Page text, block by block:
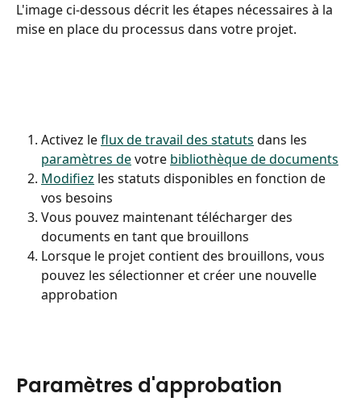
L'image ci-dessous décrit les étapes nécessaires à la
mise en place du processus dans votre projet.
Activez le flux de travail des statuts dans les
paramètres de votre bibliothèque de documents
Modifiez les statuts disponibles en fonction de
vos besoins
Vous pouvez maintenant télécharger des
documents en tant que brouillons
Lorsque le projet contient des brouillons, vous
pouvez les sélectionner et créer une nouvelle
approbation
Paramètres d'approbation